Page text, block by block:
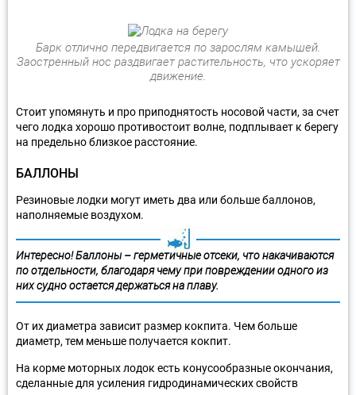
Барк отлично передвигается по зарослям камышей.
Заостренный нос раздвигает растительность, что ускоряет
движение.
Стоит упомянуть и про приподнятость носовой части, за счет
чего лодка хорошо противостоит волне, подплывает к берегу
на предельно близкое расстояние.
БАЛЛОНЫ
Резиновые лодки могут иметь два или больше баллонов,
наполняемые воздухом.
Интересно! Баллоны – герметичные отсеки, что накачиваются
по отдельности, благодаря чему при повреждении одного из
них судно остается держаться на плаву.
От их диаметра зависит размер кокпита. Чем больше
диаметр, тем меньше получается кокпит.
На корме моторных лодок есть конусообразные окончания,
сделанные для усиления гидродинамических свойств